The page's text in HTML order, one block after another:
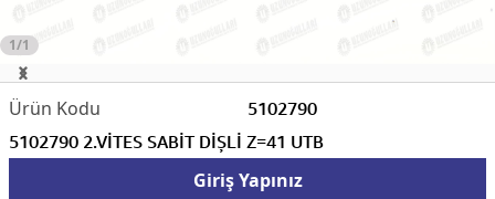
1/1
5102790
5102790 2.VİTES SABİT DİŞLİ Z=41 UTB
Giriş Yapınız